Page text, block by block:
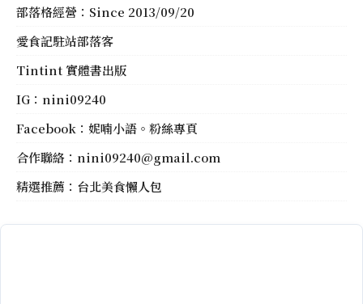
部落格經營：Since 2013/09/20
愛食記駐站部落客
Tintint 實體書出版
IG： nini09240
Facebook： 妮喃小語。粉絲專頁
合作聯絡： nini09240@gmail.com
精選推薦： 台北美食懶人包